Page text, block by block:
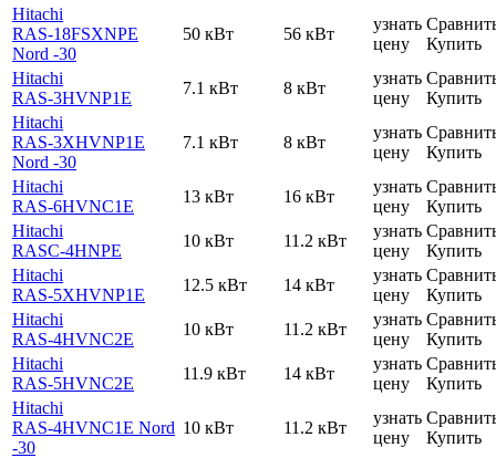
Hitachi
RAS-18FSXNPE
Nord -30
50 кВт 56 кВт
узнать
цену
Купить
Hitachi
RAS-3HVNP1E
7.1 кВт 8 кВт
узнать
цену
Купить
Hitachi
RAS-3XHVNP1E
Nord -30
7.1 кВт 8 кВт
узнать
цену
Купить
Hitachi
RAS-6HVNC1E
13 кВт 16 кВт
узнать
цену
Купить
Hitachi
RASC-4HNPE
10 кВт 11.2 кВт
узнать
цену
Купить
Hitachi
RAS-5XHVNP1E
12.5 кВт 14 кВт
узнать
цену
Купить
Hitachi
RAS-4HVNC2E
10 кВт 11.2 кВт
узнать
цену
Купить
Hitachi
RAS-5HVNC2E
11.9 кВт 14 кВт
узнать
цену
Купить
Hitachi
RAS-4HVNC1E Nord
-30
10 кВт 11.2 кВт
узнать
цену
Купить